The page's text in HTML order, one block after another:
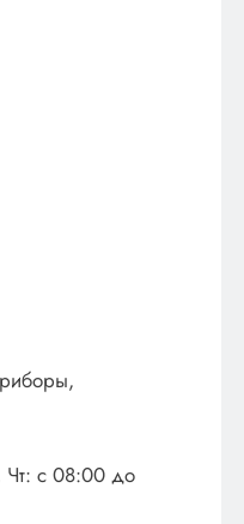
с 08:00 до